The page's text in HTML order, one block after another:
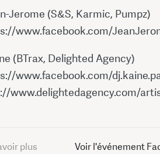
Jerome (S&S, Karmic, Pumpz)
www.facebook.com/
(BTrax, Delighted Agency)
www.facebook.com/
www.delightedagency.com/
plus
Voir l'événement